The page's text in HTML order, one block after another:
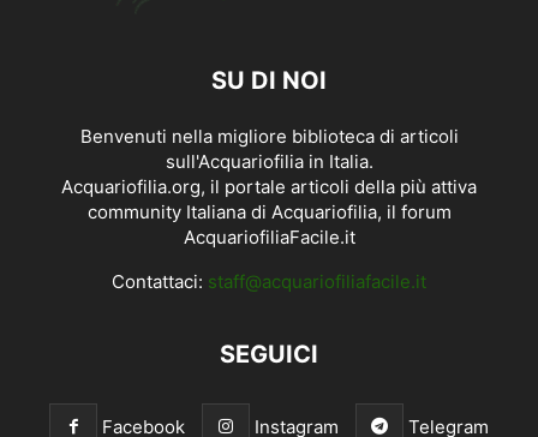
SU DI NOI
Benvenuti nella migliore biblioteca di articoli
sull'Acquariofilia in Italia.
Acquariofilia.org, il portale articoli della più attiva
community Italiana di Acquariofilia, il forum
AcquariofiliaFacile.it
Contattaci: staff@acquariofiliafacile.it
SEGUICI
Facebook Instagram Telegram